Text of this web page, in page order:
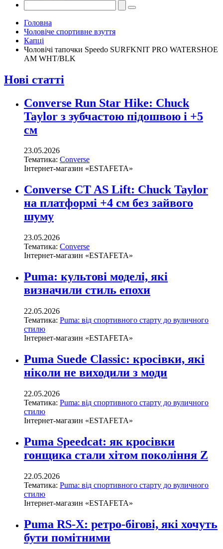
Головна
Чоловіче спортивне взуття
Капці
Чоловічі тапочки Speedo SURFKNIT PRO WATERSHOE
AM WHT/BLK
Нові статті
Converse Run Star Hike: Chuck
Taylor з зубчастою підошвою і +5
см
23.05.2026
Тематика: Converse
Інтернет-магазин «ESTAFETA»
Converse CT AS Lift: Chuck Taylor
на платформі +4 см без зайвого
шуму
23.05.2026
Тематика: Converse
Інтернет-магазин «ESTAFETA»
Puma: культові моделі, які
визначили стиль епохи
22.05.2026
Тематика: Puma: від спортивного старту до вуличного
стилю
Інтернет-магазин «ESTAFETA»
Puma Suede Classic: кросівки, які
ніколи не виходили з моди
22.05.2026
Тематика: Puma: від спортивного старту до вуличного
стилю
Інтернет-магазин «ESTAFETA»
Puma Speedcat: як кросівки
гонщика стали хітом покоління Z
22.05.2026
Тематика: Puma: від спортивного старту до вуличного
стилю
Інтернет-магазин «ESTAFETA»
Puma RS-X: ретро-бігові, які хочуть
бути помітними